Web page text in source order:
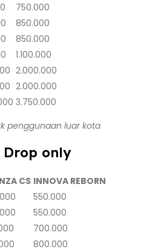
750.000
850.000
850.000
1.100.000
2.000.000
2.000.000
3.750.000
penggunaan luar kota
only
CS INNOVA REBORN
550.000
550.000
700.000
800.000